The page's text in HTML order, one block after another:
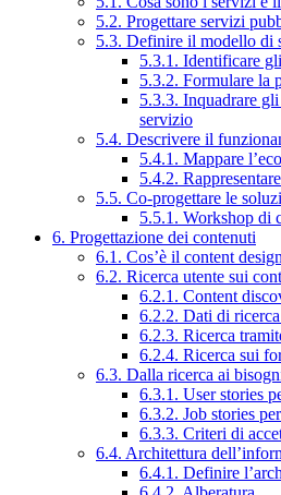
5.2. Progettare servizi
5.3. Definire il modello di
5.3.1. Identificare
5.3.2. Formulare la
5.3.3. Inquadrare
servizio
5.4. Descrivere il
5.4.1. Mappare
5.4.2.
5.5. Co-progettare le
5.5.1. Workshop di
6. Progettazione dei contenuti
6.1. Cos’è il content design
6.2. Ricerca utente sui
6.2.1. Content
6.2.2. Dati di
6.2.3. Ricerca
6.2.4. Ricerca sui
6.3. Dalla ricerca ai
6.3.1. User stories
6.3.2. Job stories
6.3.3. Criteri di
6.4. Architettura
6.4.1. Definire